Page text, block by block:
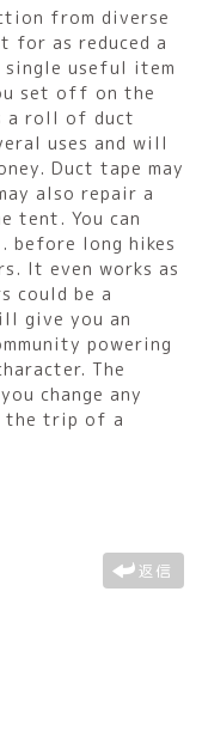
from diverse
for as reduced a
single useful item
set off on the
a roll of duct
uses and will
Duct tape may
also repair a
tent. You can
before long hikes
It even works as
could be a
give you an
powering
The
change any
the trip of a
返信